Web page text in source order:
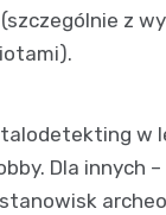
z
w
Dla innych